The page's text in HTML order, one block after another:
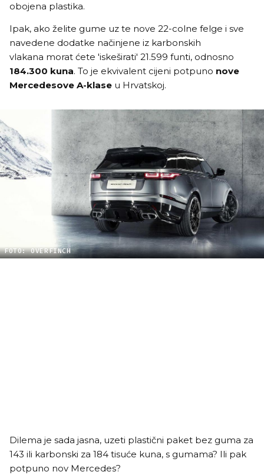
obojena plastika.
Ipak, ako želite gume uz te nove 22-colne felge i sve
navedene dodatke načinjene iz karbonskih
vlakana morat ćete 'iskeširati' 21.599 funti, odnosno
184.300 kuna. To je ekvivalent cijeni potpuno nove
Mercedesove A-klase u Hrvatskoj.
FOTO: OVERFINCH
Dilema je sada jasna, uzeti plastični paket bez guma za
143 ili karbonski za 184 tisuće kuna, s gumama? Ili pak
potpuno nov Mercedes?